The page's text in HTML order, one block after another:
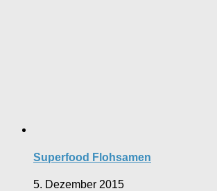
Superfood Flohsamen
5. Dezember 2015